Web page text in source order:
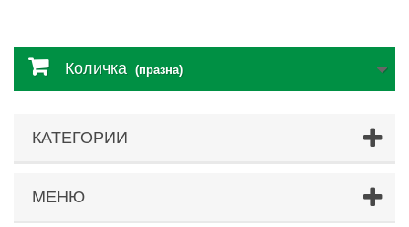
Количка (празна)
КАТЕГОРИИ
МЕНЮ